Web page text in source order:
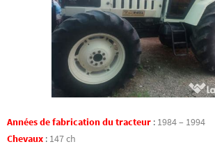
Années de fabrication du tracteur : 1984 – 1994
Chevaux : 147 ch